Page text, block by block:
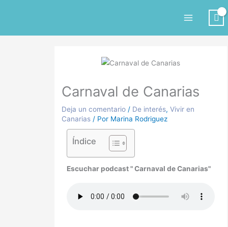
Carnaval de Canarias
Deja un comentario / De interés,Vivir en
Canarias / Por Marina Rodriguez
Índice
Escuchar podcast " Carnaval de Canarias"